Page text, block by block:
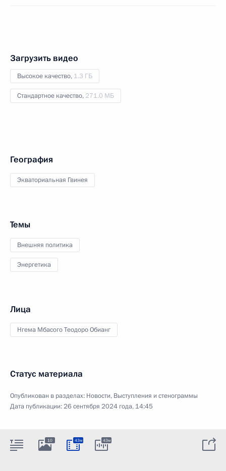
Загрузить видео
Высокое качество, 1.3 ГБ
Стандартное качество, 271.0 МБ
География
Экваториальная Гвинея
Темы
Внешняя политика
Энергетика
Лица
Нгема Мбасого Теодоро Обианг
Статус материала
Опубликован в разделах: Новости, Выступления и стенограммы
Дата публикации:26 сентября 2024 года, 14:45
10 43м 43м